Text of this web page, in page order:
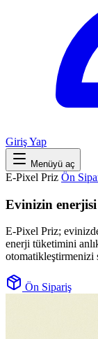
Giriş Yap
Menüyü aç
E-Pixel Priz Ön
Evinizin
E-Pixel Priz;
enerji tüketimini
otomatikleştirmenizi
Ön Sipariş